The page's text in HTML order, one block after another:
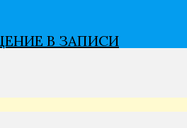
В ЗАПИСИ